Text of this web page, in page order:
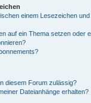
einem Lesezeichen
auf ein Thema setzen oder
diesem Forum zulässig?
Dateianhänge erhalten?